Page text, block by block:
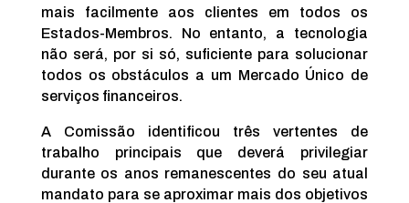
mais facilmente aos clientes em todos os
Estados-Membros. No entanto, a tecnologia
não será, por si só, suficiente para solucionar
todos os obstáculos a um Mercado Único de
serviços financeiros.
A Comissão identificou três vertentes de
trabalho principais que deverá privilegiar
durante os anos remanescentes do seu atual
mandato para se aproximar mais dos objetivos